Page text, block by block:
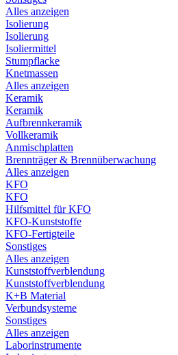
Alles anzeigen
Isolierung
Isolierung
Isoliermittel
Stumpflacke
Knetmassen
Alles anzeigen
Keramik
Keramik
Aufbrennkeramik
Vollkeramik
Anmischplatten
Brennträger & Brennüberwachung
Alles anzeigen
KFO
KFO
Hilfsmittel für KFO
KFO-Kunststoffe
KFO-Fertigteile
Sonstiges
Alles anzeigen
Kunststoffverblendung
Kunststoffverblendung
K+B Material
Verbundsysteme
Sonstiges
Alles anzeigen
Laborinstrumente